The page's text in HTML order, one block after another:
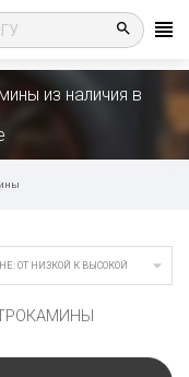
search
из наличия в
ОТ НИЗКОЙ К ВЫСОКОЙ 